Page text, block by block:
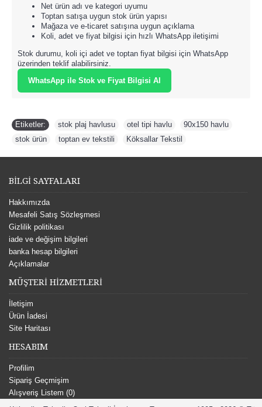
Net ürün adı ve kategori uyumu
Toptan satışa uygun stok ürün yapısı
Mağaza ve e-ticaret satışına uygun açıklama
Koli, adet ve fiyat bilgisi için hızlı WhatsApp iletişimi
Stok durumu, koli içi adet ve toptan fiyat bilgisi için WhatsApp
üzerinden teklif alabilirsiniz.
WhatsApp ile Stok ve Fiyat Bilgisi Al
Etiketler: stok plaj havlusu otel tipi havlu 90x150 havlu
stok ürün
toptan ev tekstili Köksallar Tekstil
BİLGİ SAYFALARI
Hakkımızda
Mesafeli Satış Sözleşmesi
Gizlilik politikası
iade ve değişim bilgileri
banka hesap bilgileri
Açıklamalar
MÜŞTERİ HİZMETLERİ
İletişim
Ürün İadesi
Site Haritası
HESABIM
Profilim
Sipariş Geçmişim
Alışveriş Listem (0)